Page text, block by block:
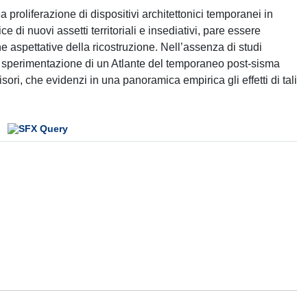
proliferazione di dispositivi architettonici temporanei in
di nuovi assetti territoriali e insediativi, pare essere
aspettative della ricostruzione. Nell’assenza di studi
di un Atlante del temporaneo post-sisma
che evidenzi in una panoramica empirica gli effetti di tali